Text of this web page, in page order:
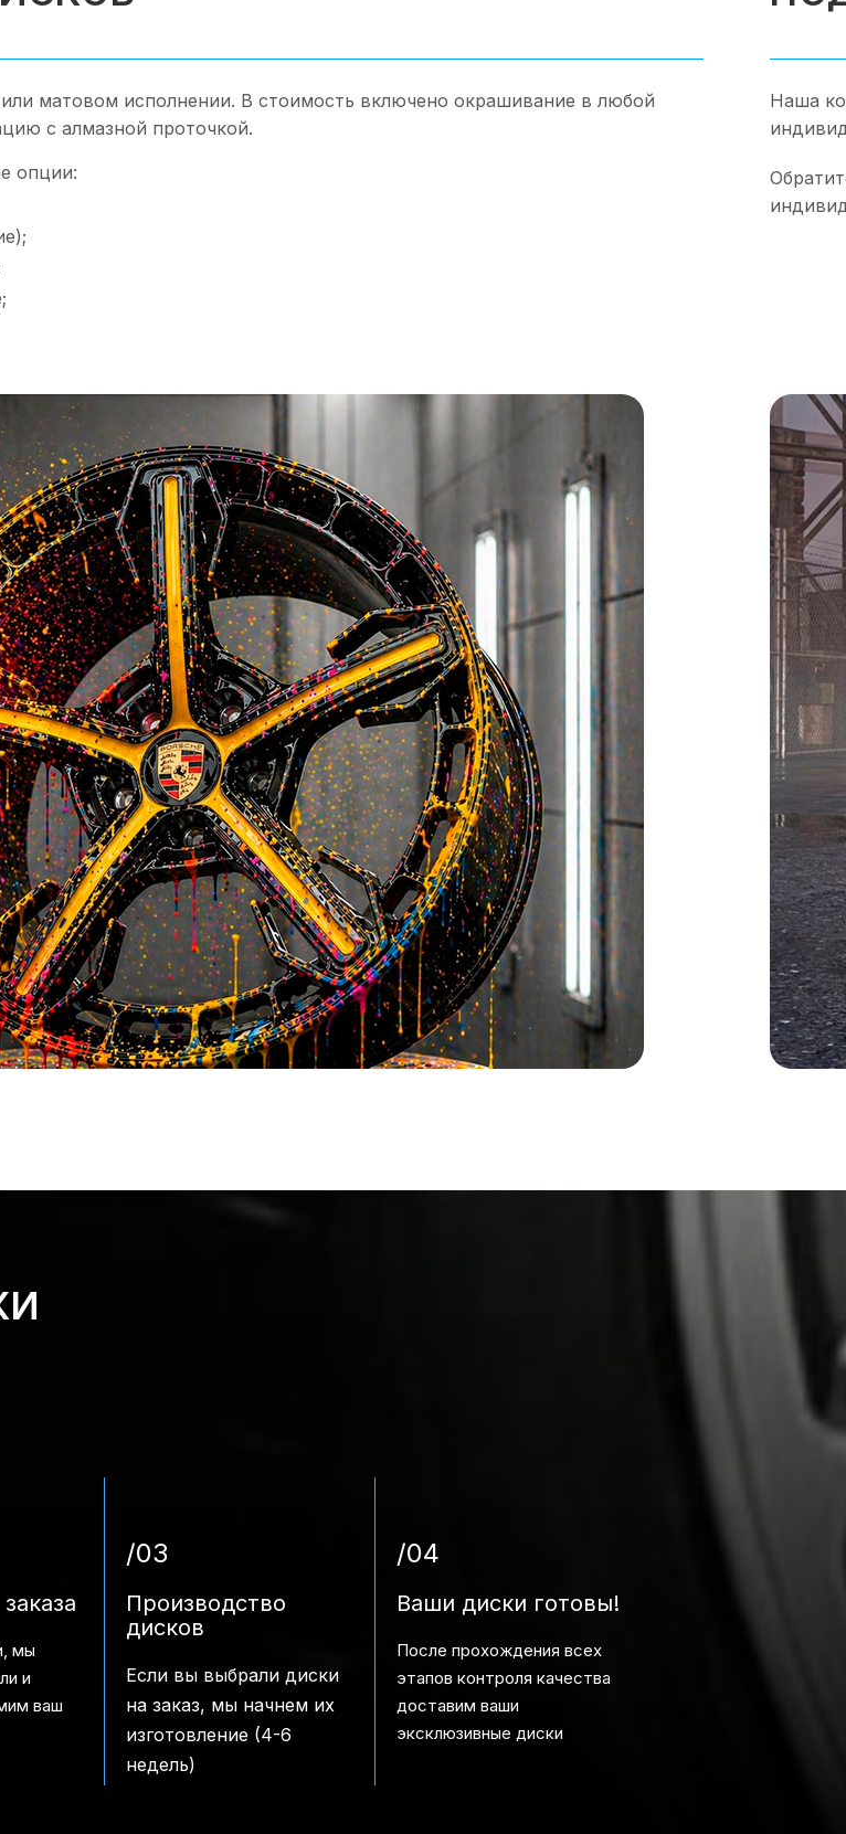
матовом исполнении. В стоимость включено окрашивание в любой
с алмазной проточкой.
опции:
Наша
мы
и
ваш
/03
Производство
дисков
Если вы выбрали диски
на заказ, мы начнем их
изготовление (4-6
недель)
/04
Ваши диски готовы!
После прохождения всех
этапов контроля качества
доставим ваши
эксклюзивные диски